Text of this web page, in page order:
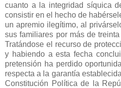
cuanto a la integridad síquica
consistir en el hecho de
un apremio ilegítimo, al
sus familiares por más de
Tratándose el recurso de
y habiendo a esta fecha
pretensión ha perdido
respecta a la garantía
Constitución Política de la